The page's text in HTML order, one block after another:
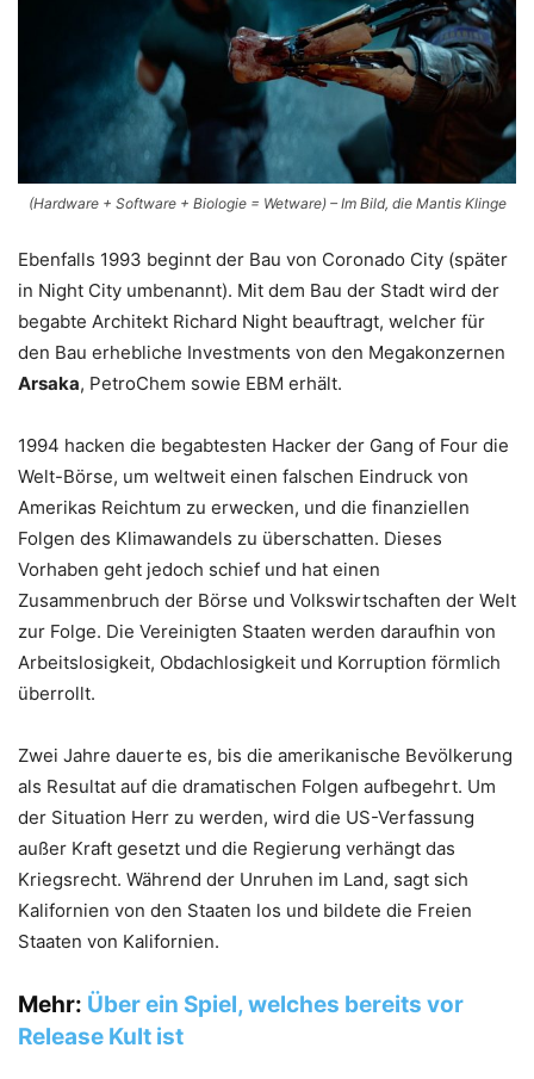
(Hardware + Software + Biologie = Wetware) – Im Bild, die Mantis Klinge
Ebenfalls 1993 beginnt der Bau von Coronado City (später
in Night City umbenannt). Mit dem Bau der Stadt wird der
begabte Architekt Richard Night beauftragt, welcher für
den Bau erhebliche Investments von den Megakonzernen
Arsaka, PetroChem sowie EBM erhält.
1994 hacken die begabtesten Hacker der Gang of Four die
Welt-Börse, um weltweit einen falschen Eindruck von
Amerikas Reichtum zu erwecken, und die finanziellen
Folgen des Klimawandels zu überschatten. Dieses
Vorhaben geht jedoch schief und hat einen
Zusammenbruch der Börse und Volkswirtschaften der Welt
zur Folge. Die Vereinigten Staaten werden daraufhin von
Arbeitslosigkeit, Obdachlosigkeit und Korruption förmlich
überrollt.
Zwei Jahre dauerte es, bis die amerikanische Bevölkerung
als Resultat auf die dramatischen Folgen aufbegehrt. Um
der Situation Herr zu werden, wird die US-Verfassung
außer Kraft gesetzt und die Regierung verhängt das
Kriegsrecht. Während der Unruhen im Land, sagt sich
Kalifornien von den Staaten los und bildete die Freien
Staaten von Kalifornien.
Mehr: Über ein Spiel, welches bereits vor
Release Kult ist